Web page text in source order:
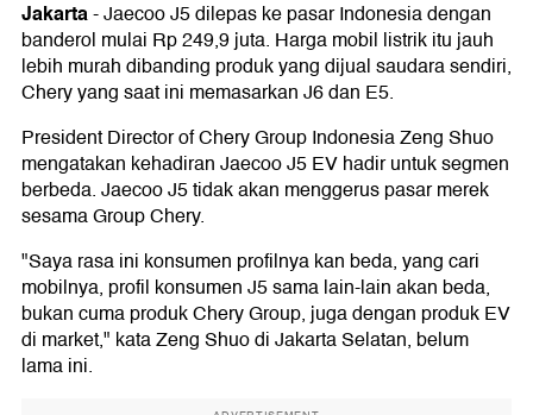
Jakarta-Jaecoo J5 dilepas ke pasar Indonesia dengan
banderol mulai Rp 249,9 juta. Harga mobil listrik itu jauh
lebih murah dibanding produk yang dijual saudara sendiri,
Chery yang saat ini memasarkan J6 dan E5.
President Director of Chery Group Indonesia Zeng Shuo
mengatakan kehadiran Jaecoo J5 EV hadir untuk segmen
berbeda. Jaecoo J5 tidak akan menggerus pasar merek
sesama Group Chery.
"Saya rasa ini konsumen profilnya kan beda, yang cari
mobilnya, profil konsumen J5 sama lain-lain akan beda,
bukan cuma produk Chery Group, juga dengan produk EV
di market," kata Zeng Shuo di Jakarta Selatan, belum
lama ini.